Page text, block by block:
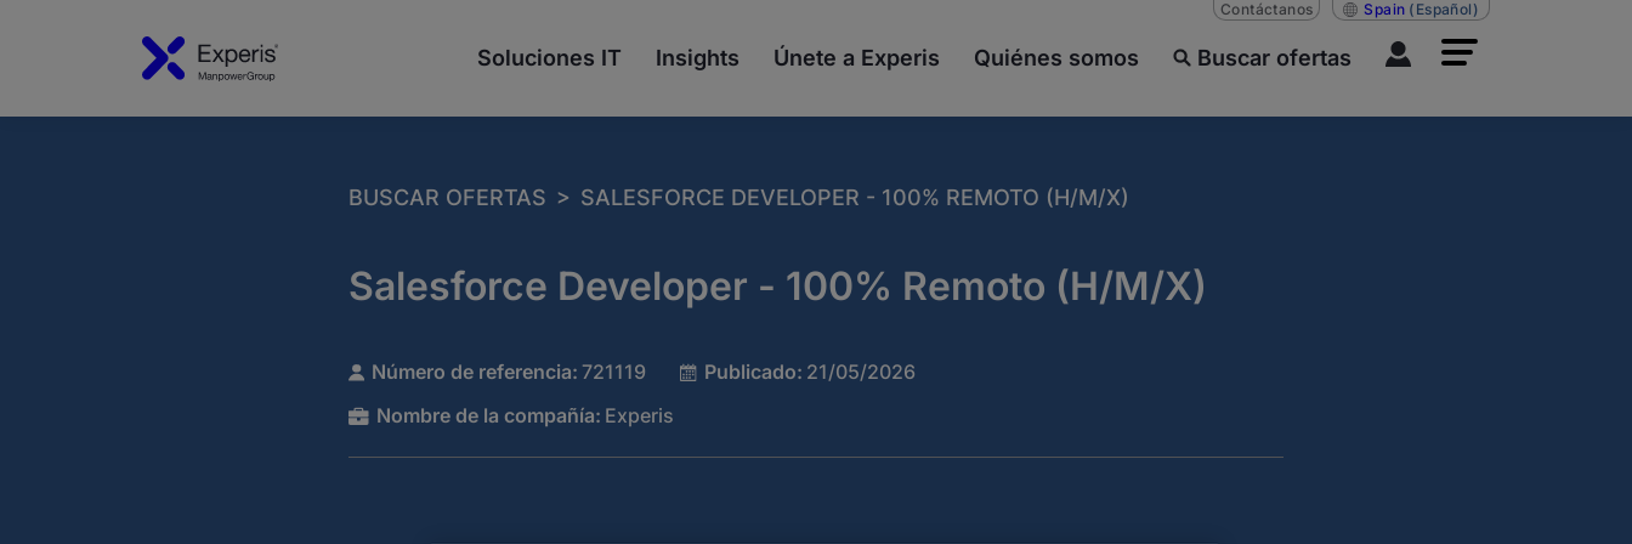
Soluciones IT Insights Únete a Experis Quiénes somos Buscar ofertas
Contáctanos Spain (Español)
BUSCAR OFERTAS > SALESFORCE DEVELOPER - 100% REMOTO (H/M/X)
Salesforce Developer - 100% Remoto (H/M/X)
Número de referencia: 721119 Publicado: 21/05/2026
Nombre de la compañía: Experis